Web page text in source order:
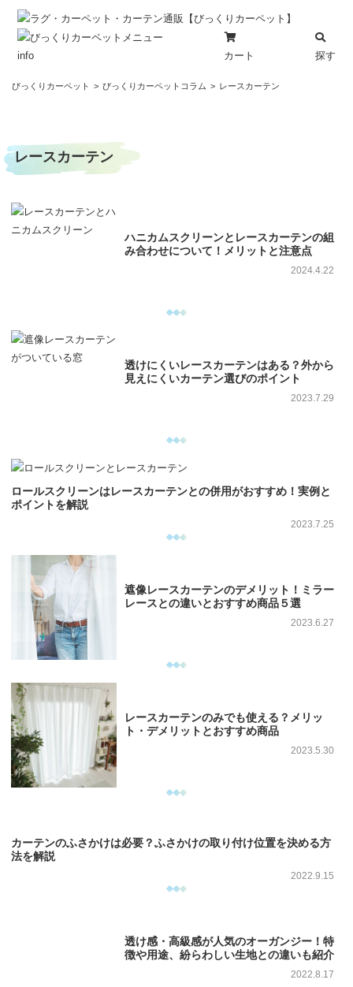
info カート 探す
ツ
へ
びっくりカーペット びっくりカーペットコラム レースカーテン
レースカーテン
ハニカムスクリーンとレースカーテンの組
み合わせについて！メリットと注意点
2024.4.22
透けにくいレースカーテンはある？外から
見えにくいカーテン選びのポイント
2023.7.29
ロールスクリーンはレースカーテンとの併用がおすすめ！実例と
ポイントを解説
2023.7.25
遮像レースカーテンのデメリット！ミラー
レースとの違いとおすすめ商品５選
2023.6.27
レースカーテンのみでも使える？メリッ
ト・デメリットとおすすめ商品
2023.5.30
カーテンのふさかけは必要？ふさかけの取り付け位置を決める方
法を解説
2022.9.15
透け感・高級感が人気のオーガンジー！特
徴や用途、紛らわしい生地との違いも紹介
2022.8.17